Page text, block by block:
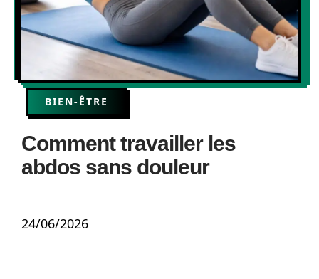
BIEN-ÊTRE
Comment travailler les
abdos sans douleur
24/06/2026